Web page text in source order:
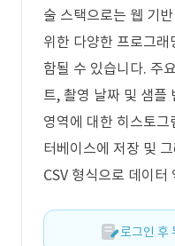
술 스택으로는 웹 기
위한 다양한 프로그
함될 수 있습니다. 주
트, 촬영 날짜 및 샘플
영역에 대한 히스토그
터베이스에 저장 및
CSV 형식으로 데이
로그인 후